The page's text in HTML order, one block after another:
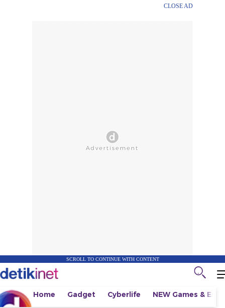
CLOSE AD
SCROLL TO CONTINUE WITH CONTENT
Home Gadget Cyberlife NEW Games &